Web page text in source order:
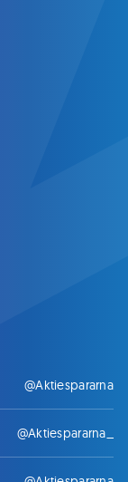
@Aktiespararna
@Aktiespararna_